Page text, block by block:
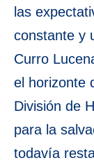
las
constante y
Curro
el horizonte
División de
para la
todavía